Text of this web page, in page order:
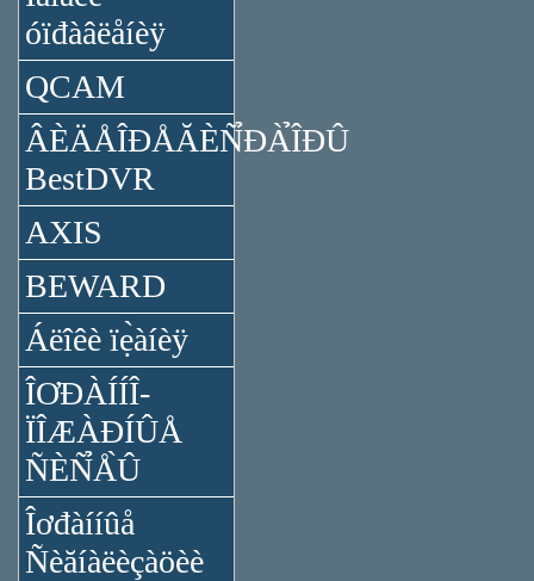
óïđàâëåíèÿ
QCAM
ÂÈÄÅÎĐÅĂÈÑ̉ĐÀ̉ÎĐÛ
BestDVR
AXIS
BEWARD
Áëîêè ïẹ̀àíèÿ
ÎƠĐÀÍÍÎ-
ÏÎÆÀĐÍÛÅ
ÑÈÑ̉Å̀Û
Îơđàííûå
Ñèăíàëèçàöèè